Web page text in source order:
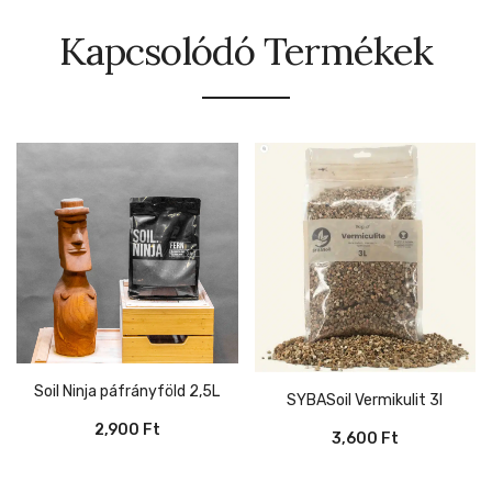
Kapcsolódó Termékek
Soil Ninja páfrányföld 2,5L
2,900 Ft
SYBASoil Vermikulit 3l
3,600 Ft